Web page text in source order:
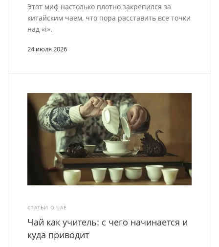
24 июля 2026
Этот миф настолько плотно закрепился за
китайским чаем, что пора расставить все точки
над «i».
СТАТЬИ О ЧАЕ
Чай как учитель: с чего начинается и
куда приводит